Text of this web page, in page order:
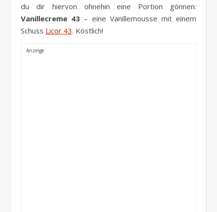
du dir hiervon ohnehin eine Portion gönnen:
Vanillecreme 43 – eine Vanillemousse mit einem
Schuss Licor 43. Köstlich!